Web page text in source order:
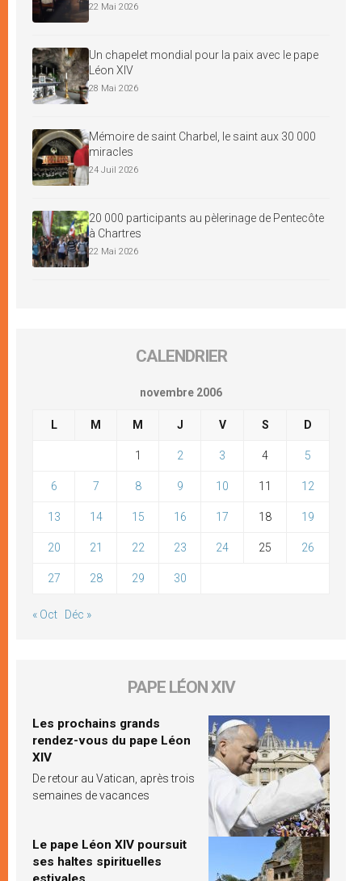
22 Mai 2026
Un chapelet mondial pour la paix avec le pape
Léon XIV
28 Mai 2026
Mémoire de saint Charbel, le saint aux 30 000
miracles
24 Juil 2026
20 000 participants au pèlerinage de Pentecôte
à Chartres
22 Mai 2026
CALENDRIER
novembre 2006
L M M J V S D
1 2 3 4 5
6 7 8 9 10 11 12
13 14 15 16 17 18 19
20 21 22 23 24 25 26
27 28 29 30
« Oct Déc »
PAPE LÉON XIV
Les prochains grands
rendez-vous du pape Léon
XIV
De retour au Vatican, après trois
semaines de vacances
Le pape Léon XIV poursuit
ses haltes spirituelles